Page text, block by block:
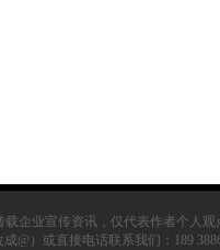
企业宣传资讯，仅代表作者个人
@）或直接电话联系我们：189